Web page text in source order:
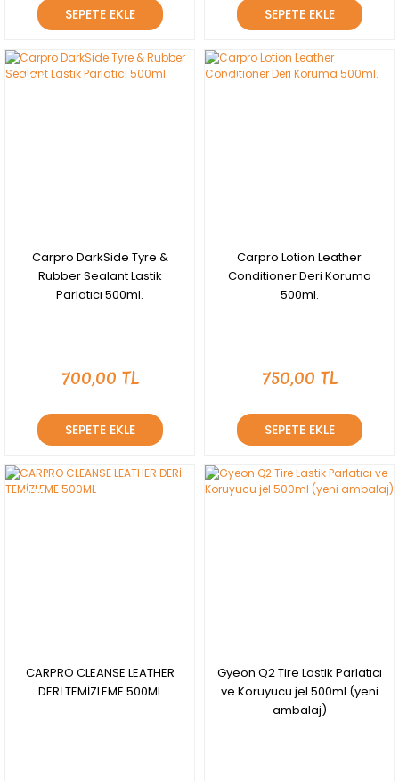
SEPETE EKLE SEPETE EKLE
YENİ
Carpro DarkSide Tyre &
Rubber Sealant Lastik
Parlatıcı 500ml.
700,00 TL
SEPETE EKLE
YENİ
Carpro Lotion Leather
Conditioner Deri Koruma
500ml.
750,00 TL
SEPETE EKLE
YENİ
CARPRO CLEANSE LEATHER
DERİ TEMİZLEME 500ML
Gyeon Q2 Tire Lastik Parlatıcı
ve Koruyucu jel 500ml (yeni
ambalaj)